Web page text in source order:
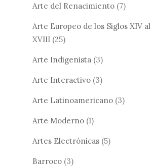
Arte del Renacimiento (7)
Arte Europeo de los Siglos XIV al
XVIII (25)
Arte Indigenista (3)
Arte Interactivo (3)
Arte Latinoamericano (3)
Arte Moderno (1)
Artes Electrónicas (5)
Barroco (3)